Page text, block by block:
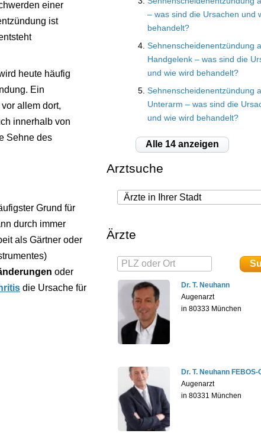
einer
ist
heute häufig
Ein
allem dort,
innerhalb von
Sehne des
Grund für
durch immer
als Gärtner oder
oder
die Ursache für
– was sind die Ursachen und
behandelt?
Sehnenscheidenentzündung
Handgelenk – was sind die
und wie wird behandelt?
Sehnenscheidenentzündung
Unterarm – was sind die
und wie wird behandelt?
Alle 14 anzeigen
Arztsuche
Ärzte
Dr. T. Neuhann
Augenarzt
in 80333 München
Dr. T. Neuhann FEBOS-
Augenarzt
in 80331 München